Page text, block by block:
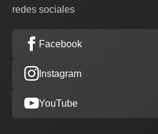
redes sociales
Facebook
Instagram
YouTube